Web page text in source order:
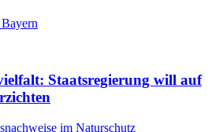
Staatsregierung will auf
im Naturschutz